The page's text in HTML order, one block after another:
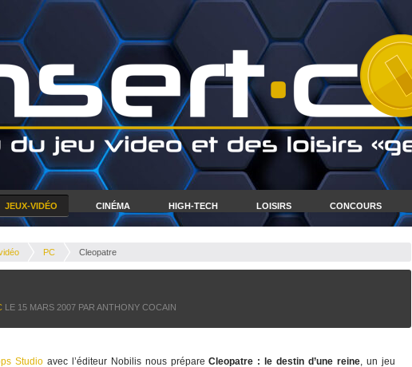
JEUX-VIDÉO CINÉMA HIGH-TECH LOISIRS CONCOURS
PC Cleopatre
LE 15 MARS 2007 PAR ANTHONY COCAIN
Studioavec l’éditeur Nobilis nous prépareCleopatre : le destin d’une reine, un jeu